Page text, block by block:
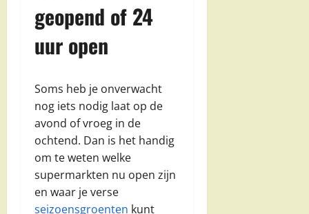
geopend of 24
uur open
Soms heb je onverwacht
nog iets nodig laat op de
avond of vroeg in de
ochtend. Dan is het handig
om te weten welke
supermarkten nu open zijn
en waar je verse
seizoensgroenten kunt